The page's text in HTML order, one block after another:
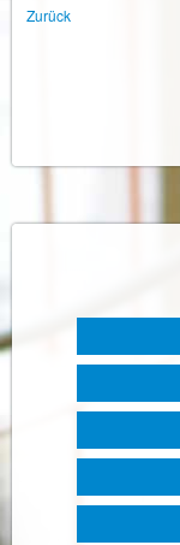
Zurück
überspringen